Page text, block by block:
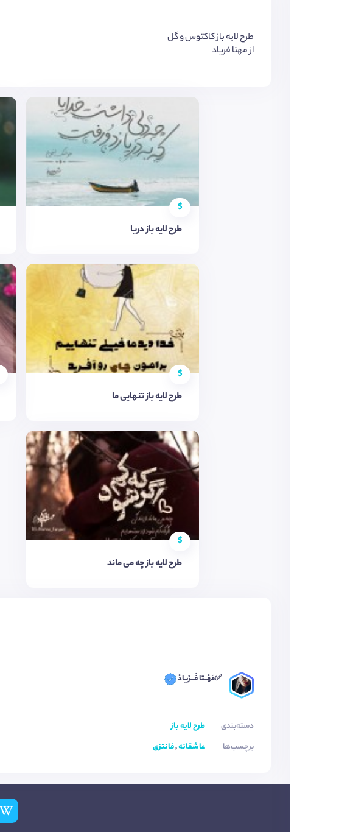
طرح لایه باز کاکتوس و گل
از مهتا فریاد
$
طرح لایه باز دریا
$
طرح لایه باز تنهایی ما
$
طرح لایه باز چه می ماند
✅مَهْــتا فَـــرْیادْ
دسته‌بندی
طرح لایه باز
برچسب‌ها
عاشقانه,فانتزی